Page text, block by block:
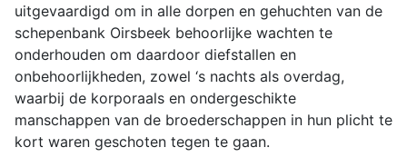
uitgevaardigd om in alle dorpen en gehuchten van de
schepenbank Oirsbeek behoorlijke wachten te
onderhouden om daardoor diefstallen en
onbehoorlijkheden, zowel ‘s nachts als overdag,
waarbij de korporaals en ondergeschikte
manschappen van de broederschappen in hun plicht te
kort waren geschoten tegen te gaan.